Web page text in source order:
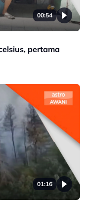
00:54
pertama
01:16